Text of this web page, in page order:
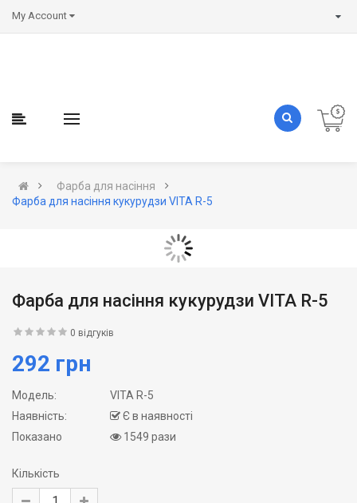
My Account
Фарба для насіння
Фарба для насіння кукурудзи VITA R-5
Фарба для насіння кукурудзи VITA R-5
0 відгуків
292 грн
Модель:
VITA R-5
Наявність:
Є в наявності
Показано
1549 рази
Кількість